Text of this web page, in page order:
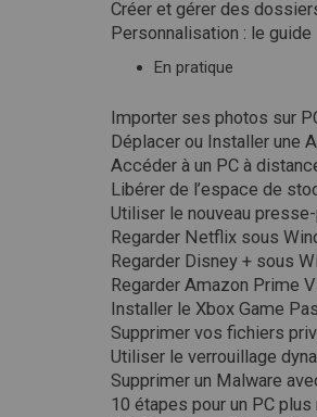
Créer et gérer des
Personnalisation : le guide
En pratique
Importer ses photos sur
Déplacer ou Installer une
Accéder à un PC à
Libérer de l’espace de
Utiliser le nouveau
Regarder Netflix sous
Regarder Disney + sous
Regarder Amazon Prime
Installer le Xbox Game
Supprimer vos fichiers
Utiliser le verrouillage
Supprimer un Malware
10 étapes pour un PC plus